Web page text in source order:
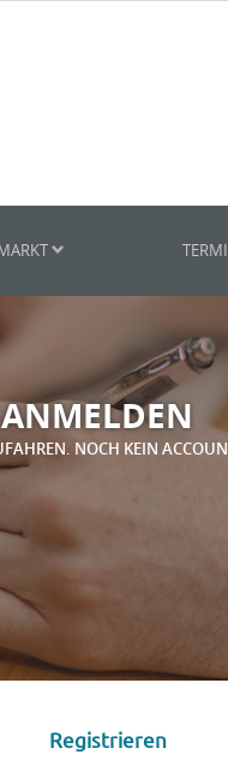
ANMELDEN
NOCH KEIN
Registrieren